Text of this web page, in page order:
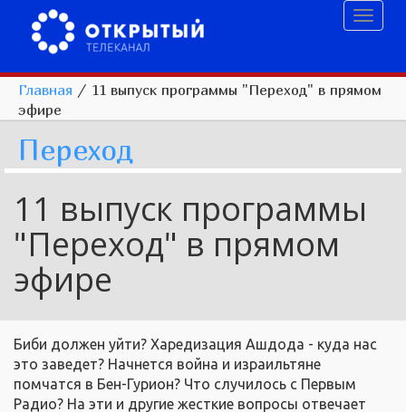
Главная / 11 выпуск программы "Переход" в прямом
эфире
Переход
11 выпуск программы
"Переход" в прямом
эфире
Биби должен уйти? Харедизация Ашдода - куда нас
это заведет? Начнется война и израильтяне
помчатся в Бен-Гурион? Что случилось с Первым
Радио? На эти и другие жесткие вопросы отвечает